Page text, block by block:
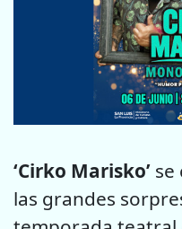
‘Cirko Marisko’ se
las grandes